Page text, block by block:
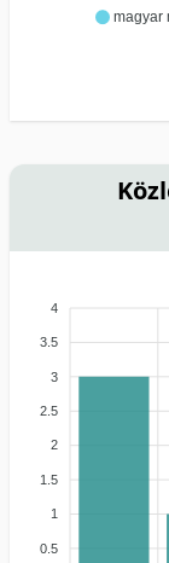
magyar
4
3.5
3
2.5
2
1.5
1
0.5